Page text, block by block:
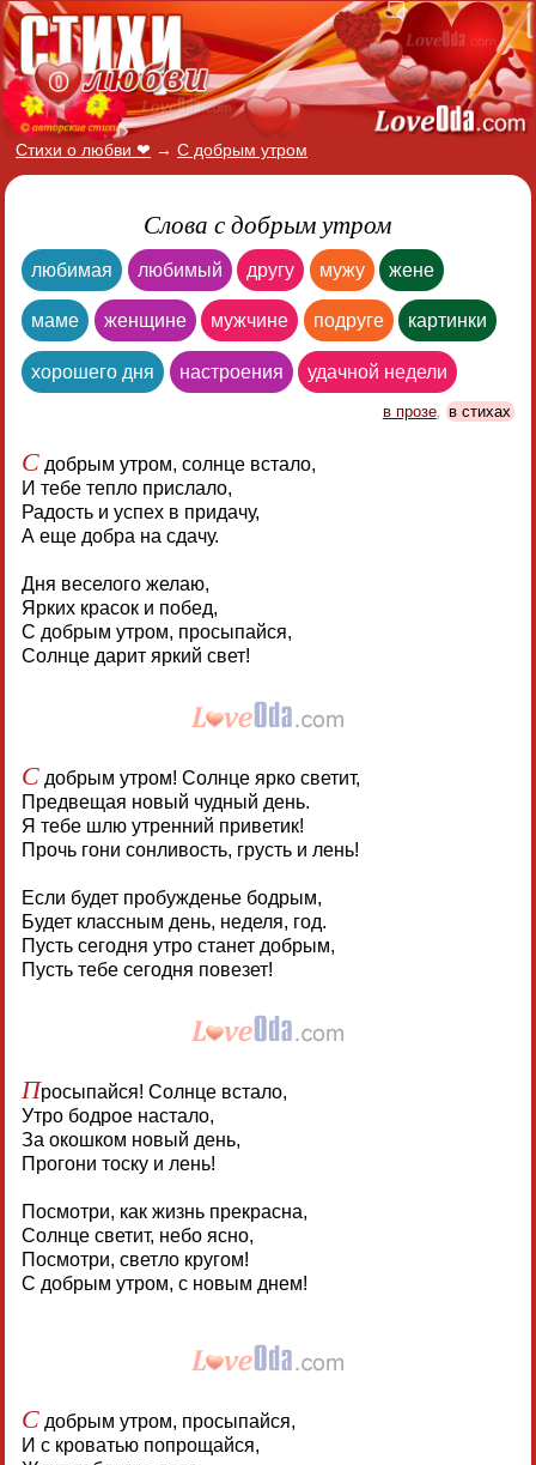
Стихи о любви ❤ → С добрым утром
Слова с добрым утром
любимая любимый другу мужу жене
маме женщине мужчине подруге картинки
хорошего дня настроения удачной недели
в прозе, в стихах
Сдобрым утром, солнце встало,
И тебе тепло прислало,
Радость и успех в придачу,
А еще добра на сдачу.
Дня веселого желаю,
Ярких красок и побед,
С добрым утром, просыпайся,
Солнце дарит яркий свет!
Сдобрым утром! Солнце ярко светит,
Предвещая новый чудный день.
Я тебе шлю утренний приветик!
Прочь гони сонливость, грусть и лень!
Если будет пробужденье бодрым,
Будет классным день, неделя, год.
Пусть сегодня утро станет добрым,
Пусть тебе сегодня повезет!
Просыпайся! Солнце встало,
Утро бодрое настало,
За окошком новый день,
Прогони тоску и лень!
Посмотри, как жизнь прекрасна,
Солнце светит, небо ясно,
Посмотри, светло кругом!
С добрым утром, с новым днем!
Сдобрым утром, просыпайся,
И с кроватью попрощайся,